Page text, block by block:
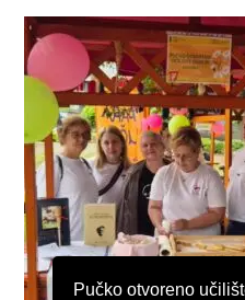
Pučko otvoreno